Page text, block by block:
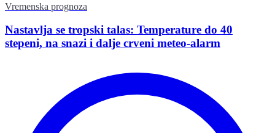
Vremenska prognoza
Nastavlja se tropski talas: Temperature do 40
stepeni, na snazi i dalje crveni meteo-alarm